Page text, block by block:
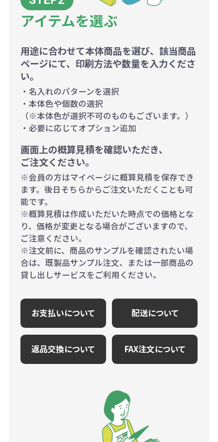
アイテムを選ぶ
用途に合わせて本体商品を選び、該当商品
ページにて、印刷方法や数量を入力くださ
い。
・名入れのパターンを選択
・本体色や個数の選択
（※本体色が選択不可のものもございます。）
・必要に応じてオプション追加
画面上の概算見積を確認いただき、
ご注文ください。
※会員の方はマイページに概算見積を保存でき
ます。後日そちらからご注文いただくことも可
能です。
※概算見積は作成いただいた時点での価格とな
り、価格が変更となる場合がございますので、
ご注意ください。
※注文前に、商品のサンプルを確認されたい場
合は、既製品サンプル注文、または一部商品の
貸し出しサービスをご利用ください。
お支払いについて 配送について
返品交換について FAX注文について